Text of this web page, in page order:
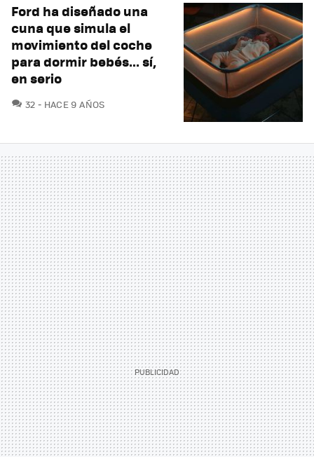
Ford ha diseñado una
cuna que simula el
movimiento del coche
para dormir bebés... sí,
en serio
32 COMENTARIOS
HACE 9 AÑOS